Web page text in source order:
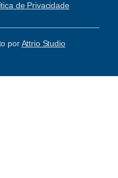
de Privacidade
porAttrio Studio